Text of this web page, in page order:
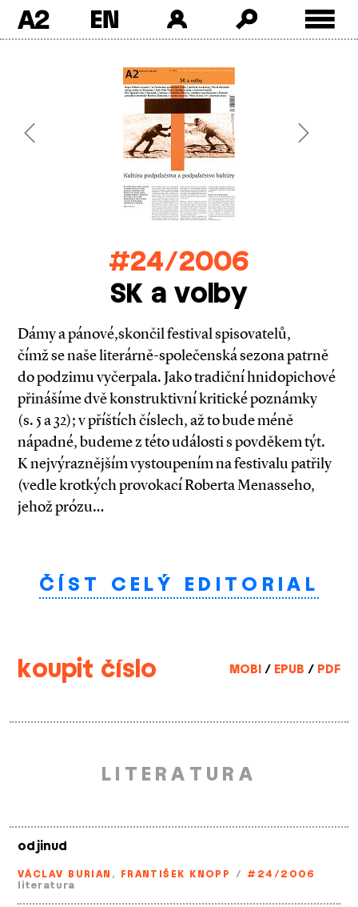
A2
Previous Next
#24/2006
SK a volby
Dámy a pánové,skončil festival spisovatelů,
čímž se naše literárně-společenská sezona patrně
do podzimu vyčerpala. Jako tradiční hnidopichové
přinášíme dvě konstruktivní kritické poznámky
(s. 5 a 32); v příštích číslech, až to bude méně
nápadné, budeme z této události s povděkem týt.
K nejvýraznějším vystoupením na festivalu patřily
(vedle krotkých provokací Roberta Menasseho,
jehož prózu…
ČÍST CELÝ EDITORIAL
koupit číslo MOBI / EPUB / PDF
LITERATURA
odjinud
VÁCLAV BURIAN , FRANTIŠEK KNOPP / #24/2006
literatura